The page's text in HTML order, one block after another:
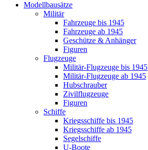
Modellbausätze
Militär
Fahrzeuge bis 1945
Fahrzeuge ab 1945
Geschütze & Anhänger
Figuren
Flugzeuge
Militär-Flugzeuge bis 1945
Militär-Flugzeuge ab 1945
Hubschrauber
Zivilflugzeuge
Figuren
Schiffe
Kriegsschiffe bis 1945
Kriegsschiffe ab 1945
Segelschiffe
U-Boote